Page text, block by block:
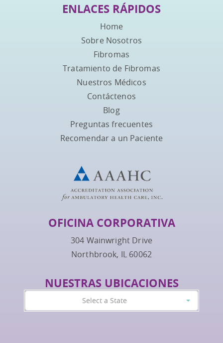
ENLACES RÁPIDOS
Home
Sobre Nosotros
Fibromas
Tratamiento de Fibromas
Nuestros Médicos
Contáctenos
Blog
Preguntas frecuentes
Recomendar a un Paciente
OFICINA CORPORATIVA
304 Wainwright Drive
Northbrook, IL 60062
NUESTRAS UBICACIONES
Select a State